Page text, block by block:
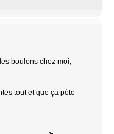
boulons chez moi,
tout et que ça pète